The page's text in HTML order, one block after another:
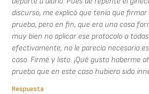
discurso, me explicó que tenía que
prueba, pero en fin, que era una cosa
muy bien no aplicar ese protocolo a
efectivamente, no le parecía necesario
caso. Firmé y listo. ¡Qué gusto haberme
prueba que en este caso hubiera sido
Respuesta